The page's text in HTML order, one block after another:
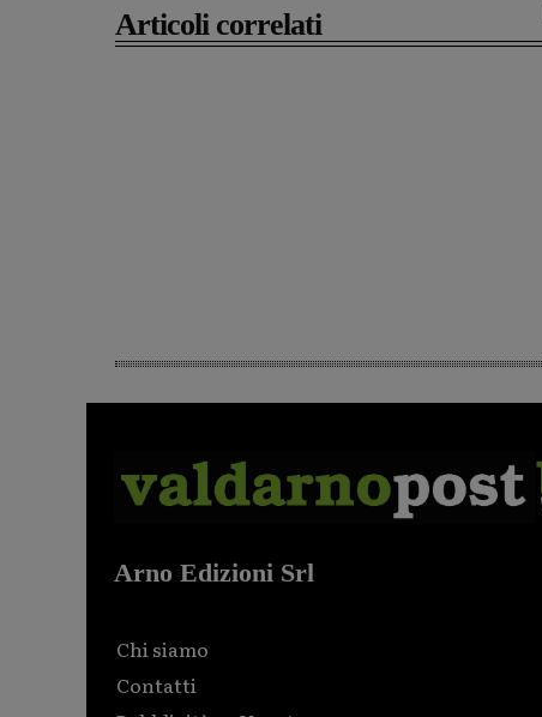
Articoli correlati
Arno Edizioni Srl
Chi siamo
Contatti